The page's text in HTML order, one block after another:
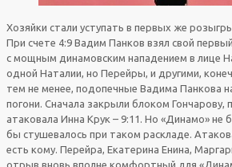
Хозяйки стали уступать в первых же
При счете 4:9 Вадим Панков взял свой
с мощным динамовским нападением в лице
одной Наталии, но Перейры, и другими,
тем не менее, подопечные Вадима Панкова
погони. Сначала закрыли блоком Гончарову,
атаковала Инна Крук – 9:11. Но «Динамо» не
бы стушевалось при таком раскладе.
есть кому. Перейра, Екатерина Енина,
отрыв вновь вполне комфортный для